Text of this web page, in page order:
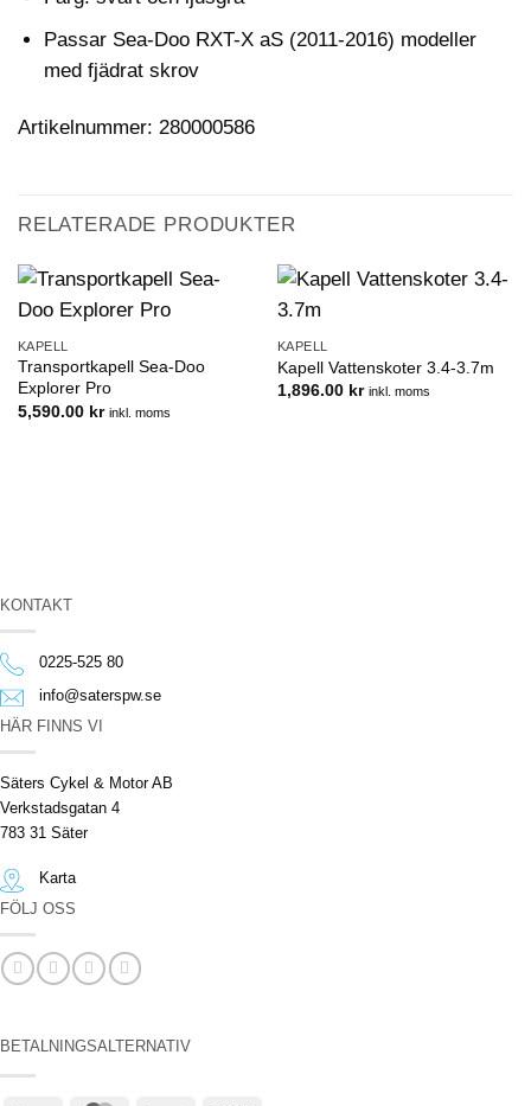
Passar Sea-Doo RXT-X aS (2011-2016) modeller
med fjädrat skrov
Artikelnummer: 280000586
RELATERADE PRODUKTER
KAPELL
Transportkapell Sea-Doo
Explorer Pro
5,590.00 kr inkl. moms
KAPELL
Kapell Vattenskoter 3.4-3.7m
1,896.00 kr inkl. moms
KONTAKT
0225-525 80
info@saterspw.se
HÄR FINNS VI
Säters Cykel & Motor AB
Verkstadsgatan 4
783 31 Säter
Karta
FÖLJ OSS
BETALNINGSALTERNATIV